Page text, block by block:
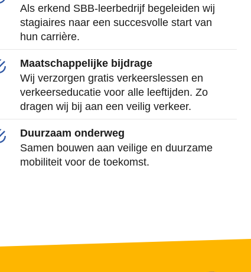
Als erkend SBB-leerbedrijf begeleiden wij
stagiaires naar een succesvolle start van
hun carrière.
Maatschappelijke bijdrage
Wij verzorgen gratis verkeerslessen en
verkeerseducatie voor alle leeftijden. Zo
dragen wij bij aan een veilig verkeer.
Duurzaam onderweg
Samen bouwen aan veilige en duurzame
mobiliteit voor de toekomst.